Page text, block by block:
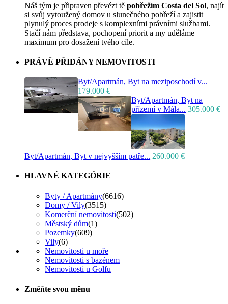
Náš tým je připraven převézt těpobřežím Costa del Sol, najít
si svůj vytoužený domov u slunečného pobřeží a zajistit
plynulý proces prodeje s komplexními právními službami.
Stačí nám představa, pochopení priorit a my uděláme
maximum pro dosažení tvého cíle.
PRÁVĚ PŘIDÁNY NEMOVITOSTI
Byt/Apartmán, Byt na meziposchodí v...
179.000 €
Byt/Apartmán, Byt na
přízemí v Mála... 305.000 €
Byt/Apartmán, Byt v nejvyšším patře... 260.000 €
HLAVNÉ KATEGÓRIE
Byty / Apartmány(6616)
Domy / Vily(3515)
Komerční nemovitosti(502)
Městský dům(1)
Pozemky(609)
Vily(6)
Nemovitosti u moře
Nemovitosti s bazénem
Nemovitosti u Golfu
Změňte svou měnu